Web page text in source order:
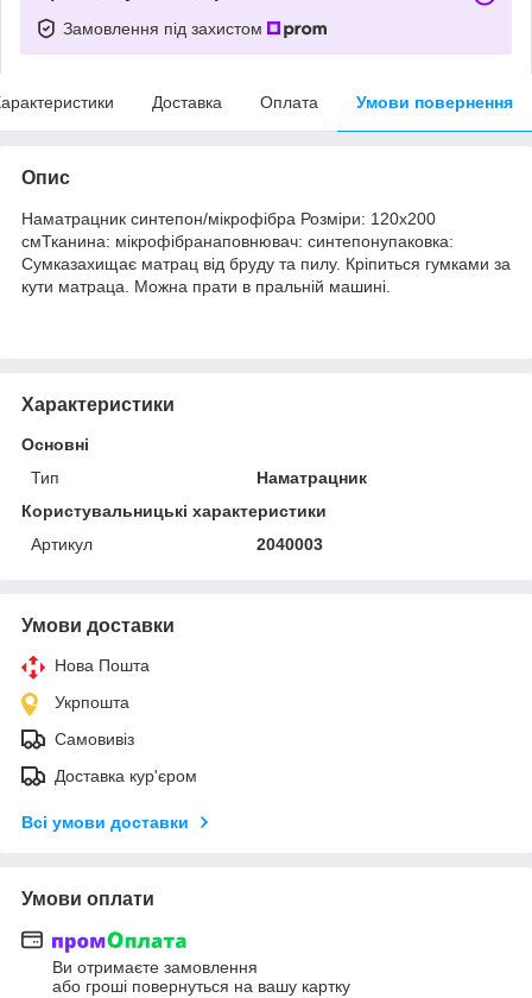
Замовлення під захистом
Доставка Оплата Умови повернення
Опис
Наматрацник синтепон/мікрофібра Розміри: 120х200
смТканина: мікрофібранаповнювач: синтепонупаковка:
Сумказахищає матрац від бруду та пилу. Кріпиться гумками за
кути матраца. Можна прати в пральній машині.
Характеристики
Основні
Тип
Наматрацник
Користувальницькі характеристики
Артикул
2040003
Умови доставки
Нова Пошта
Укрпошта
Самовивіз
Доставка кур'єром
Всі умови доставки
Умови оплати
Ви отримаєте замовлення
або гроші повернуться на вашу картку